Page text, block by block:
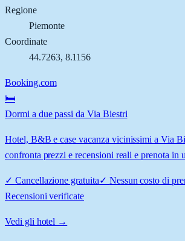
Regione
Piemonte
Coordinate
44.7263, 8.1156
Booking.com
🛏️
Dormi a due passi da Via Biestri
Hotel, B&B e case vacanza vicinissimi a Via
confronta prezzi e recensioni reali e prenota in
✓ Cancellazione gratuita✓ Nessun costo di
Recensioni verificate
Vedi gli hotel →